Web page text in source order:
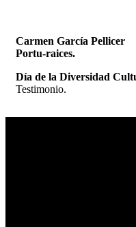
Carmen García Pellicer
Portu-raices.
Día de la Diversidad
Testimonio.